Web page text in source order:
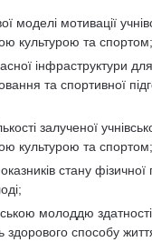
моделі мотивації
культурою та спортом;
інфраструктури
та спортивної
залученої
культурою та спортом;
стану фізичної
молоддю
здорового способу